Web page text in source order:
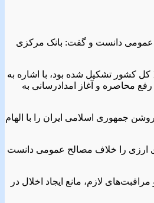
عمومی دانست و گفت: بانک مرکزی
به گزارش پایگاه خبری شهرضافردا، آیت‌الله سیدابراهیم رئیسی بعد از ظهر امروز سه‌شنبه در جلسه فوق‌العاده هیأت دولت که به منظور بررسی کلیات لایحه بودجه 1403 کل کشور تشکیل شده بود، با اشاره به
محاصره و آغاز امدادرسانی به
جمهوری اسلامی ایران را با الهام
ارزی را خلاف مصالح عمومی دانست
لازم، مانع ایجاد اخلال در